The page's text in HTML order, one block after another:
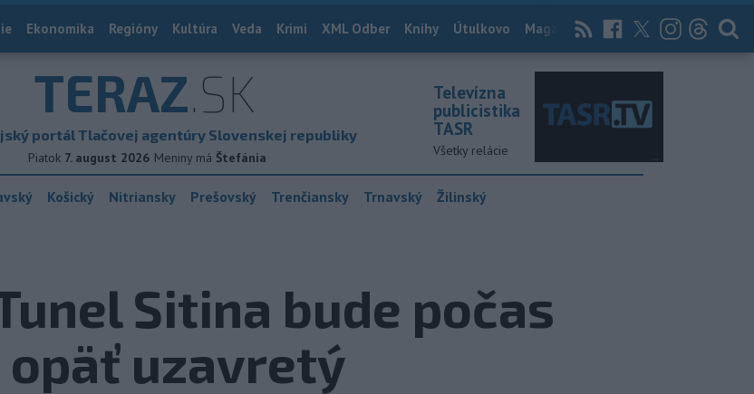
Ekonomika Regióny Kultúra Veda Krimi XML Odber Knihy Útulkovo Magazín News Now Archív
TERAZ.SK
portál Tlačovej agentúry Slovenskej republiky
Piatok 7. august 2026 Meniny má Štefánia
Televízna
publicistika
TASR
Všetky relácie
Košický Nitriansky Prešovský Trenčiansky Trnavský Žilinský
Sitina bude počas
opäť uzavretý